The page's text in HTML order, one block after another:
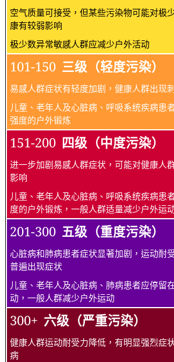
空气质量可接受，但某些污染物可能对极
康有较弱影响
极少数异常敏感人群应减少户外活动
101-150 三级（轻度污染）
易感人群症状有轻度加剧，健康人群出现
儿童、老年人及心脏病、呼吸系统疾病患
强度的户外锻炼
151-200 四级（中度污染）
进一步加剧易感人群症状，可能对健康人
影响
儿童、老年人及心脏病、呼吸系统疾病患
度的户外锻炼，一般人群适量减少户外运
201-300 五级（重度污染）
心脏病和肺病患者症状显著加剧，运动耐
普遍出现症状
儿童、老年人及心脏病、肺病患者应停留
动，一般人群减少户外运动
300+ 六级（严重污染）
健康人群运动耐受力降低，有明显强烈症
病